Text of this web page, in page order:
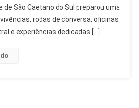
Ancestrais
de São Caetano do Sul preparou uma
rodas de conversa, oficinas,
e experiências dedicadas […]